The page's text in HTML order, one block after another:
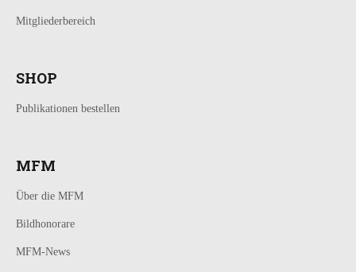
Mitgliederbereich
SHOP
Publikationen bestellen
MFM
Über die MFM
Bildhonorare
MFM-News